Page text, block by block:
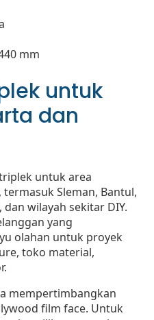
mm
untuk
dan
untuk area
Sleman, Bantul,
wilayah sekitar DIY.
yang
olahan untuk proyek
toko material,
mempertimbangkan
film face. Untuk